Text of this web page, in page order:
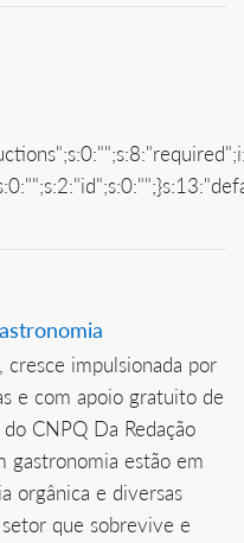
cresce impulsionada por
e com apoio gratuito de
CNPQ Da Redação
gastronomia estão em
orgânica e diversas
que sobrevive e